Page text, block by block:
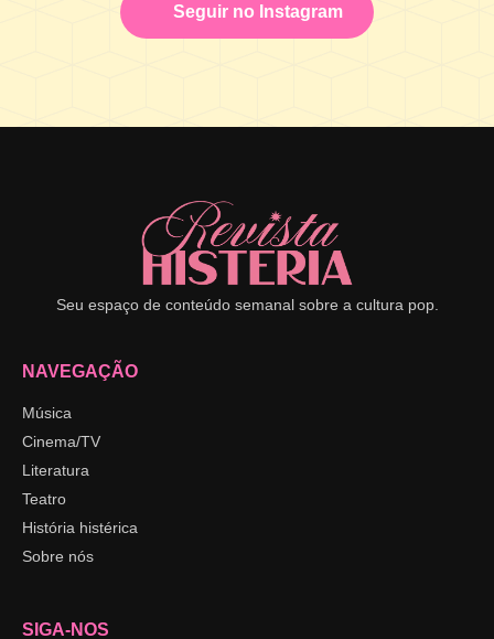
Seguir no Instagram
Seu espaço de conteúdo semanal sobre a cultura pop.
NAVEGAÇÃO
Música
Cinema/TV
Literatura
Teatro
História histérica
Sobre nós
SIGA-NOS